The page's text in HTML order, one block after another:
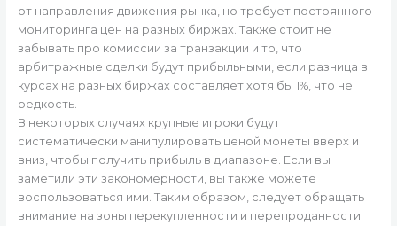
от направления движения рынка, но требует постоянного
мониторинга цен на разных биржах. Также стоит не
забывать про комиссии за транзакции и то, что
арбитражные сделки будут прибыльными, если разница в
курсах на разных биржах составляет хотя бы 1%, что не
редкость.
В некоторых случаях крупные игроки будут
систематически манипулировать ценой монеты вверх и
вниз, чтобы получить прибыль в диапазоне. Если вы
заметили эти закономерности, вы также можете
воспользоваться ими. Таким образом, следует обращать
внимание на зоны перекупленности и перепроданности.